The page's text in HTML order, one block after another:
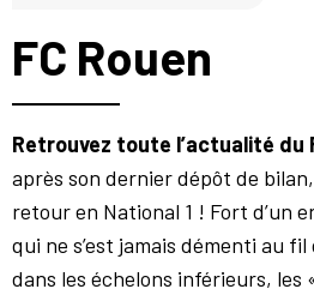
FC Rouen
Retrouvez toute l’actualité du
après son dernier dépôt de
retour en National 1 ! Fort d’un
qui ne s’est jamais démenti au
dans les échelons inférieurs, les